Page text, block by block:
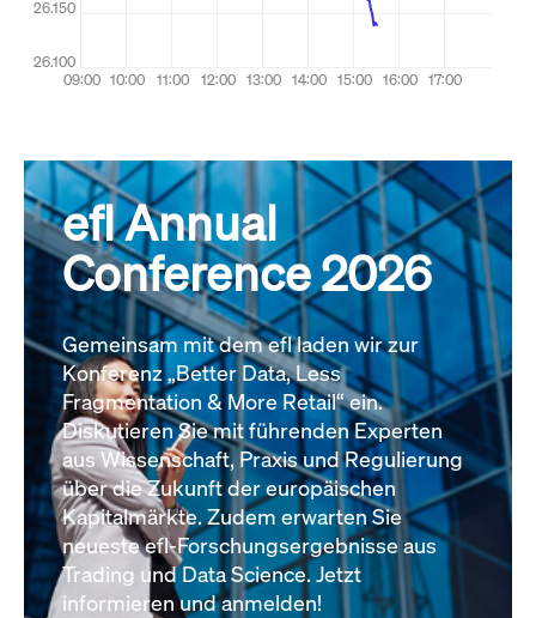
efl Annual
Conference 2026
Gemeinsam mit dem efl laden wir zur
Konferenz „Better Data, Less
Fragmentation & More Retail“ ein.
Diskutieren Sie mit führenden Experten
aus Wissenschaft, Praxis und Regulierung
über die Zukunft der europäischen
Kapitalmärkte. Zudem erwarten Sie
neueste efl-Forschungsergebnisse aus
Trading und Data Science. Jetzt
informieren und anmelden!